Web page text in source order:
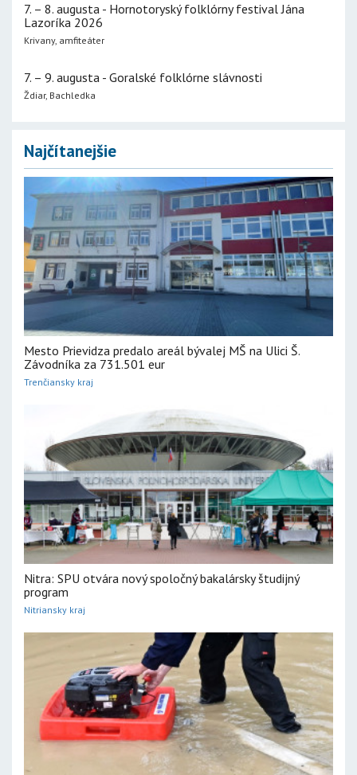
7. – 8. augusta - Hornotoryský folklórny festival Jána
Lazoríka 2026
Krivany, amfiteáter
7. – 9. augusta - Goralské folklórne slávnosti
Ždiar, Bachledka
Najčítanejšie
Mesto Prievidza predalo areál bývalej MŠ na Ulici Š.
Závodníka za 731.501 eur
Trenčiansky kraj
Nitra: SPU otvára nový spoločný bakalársky študijný
program
Nitriansky kraj